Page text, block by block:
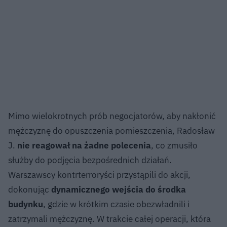
Mimo wielokrotnych prób negocjatorów, aby nakłonić
mężczyznę do opuszczenia pomieszczenia, Radosław
J. nie reagował na żadne polecenia, co zmusiło
służby do podjęcia bezpośrednich działań.
Warszawscy kontrterroryści przystąpili do akcji,
dokonując dynamicznego wejścia do środka
budynku, gdzie w krótkim czasie obezwładnili i
zatrzymali mężczyznę. W trakcie całej operacji, która